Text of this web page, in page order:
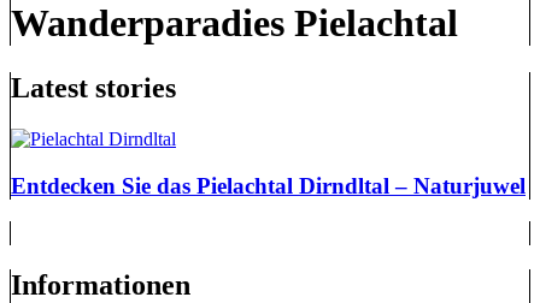
Wanderparadies Pielachtal
Latest stories
Entdecken Sie das Pielachtal Dirndltal – Naturjuwel
Informationen